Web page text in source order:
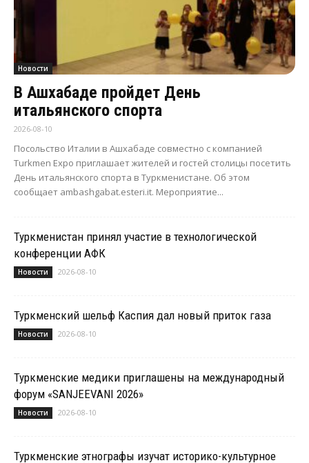
Новости
В Ашхабаде пройдет День
итальянского спорта
2026-08-10
Посольство Италии в Ашхабаде совместно с компанией
Turkmen Expo приглашает жителей и гостей столицы посетить
День итальянского спорта в Туркменистане. Об этом
сообщает ambashgabat.esteri.it. Мероприятие...
Туркменистан принял участие в технологической
конференции АФК
Новости 2026-08-10
Туркменский шельф Каспия дал новый приток газа
Новости 2026-08-10
Туркменские медики приглашены на международный
форум «SANJEEVANI 2026»
Новости 2026-08-10
Туркменские этнографы изучат историко-культурное